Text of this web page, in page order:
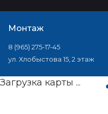
Монтаж
8 (965) 275-17-45
ул. Хлобыстова 15, 2 этаж
Загрузка карты ...